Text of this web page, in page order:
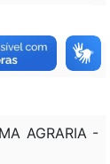
AGRARIA -